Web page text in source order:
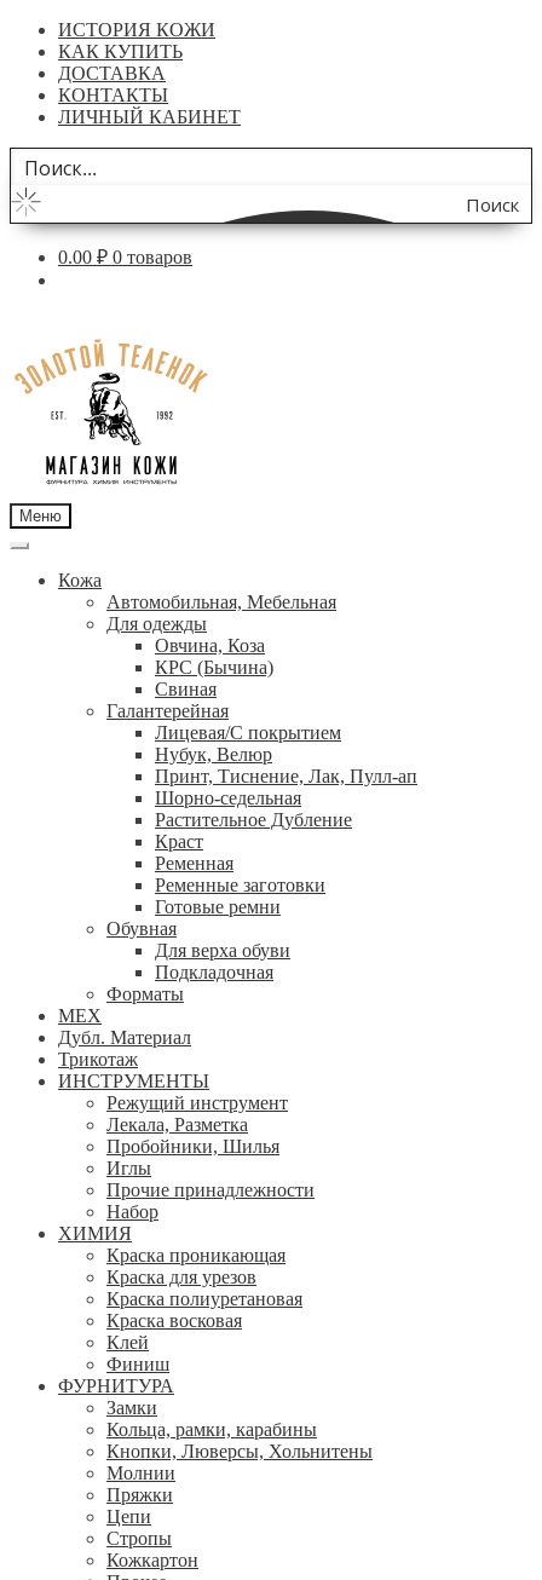
ИСТОРИЯ КОЖИ
КАК КУПИТЬ
ДОСТАВКА
КОНТАКТЫ
ЛИЧНЫЙ КАБИНЕТ
Поиск
по
0.00 ₽ 0 товаров
навигации
содержимому
Меню
Кожа
Автомобильная, Мебельная
Для одежды
Овчина, Коза
КРС (Бычина)
Свиная
Галантерейная
Лицевая/С покрытием
Нубук, Велюр
Принт, Тиснение, Лак, Пулл-ап
Шорно-седельная
Растительное Дубление
Краст
Ременная
Ременные заготовки
Готовые ремни
Обувная
Для верха обуви
Подкладочная
Форматы
МЕХ
Дубл. Материал
Трикотаж
ИНСТРУМЕНТЫ
Режущий инструмент
Лекала, Разметка
Пробойники, Шилья
Иглы
Прочие принадлежности
Набор
ХИМИЯ
Краска проникающая
Краска для урезов
Краска полиуретановая
Краска восковая
Клей
Финиш
ФУРНИТУРА
Замки
Кольца, рамки, карабины
Кнопки, Люверсы, Хольнитены
Молнии
Пряжки
Цепи
Стропы
Кожкартон